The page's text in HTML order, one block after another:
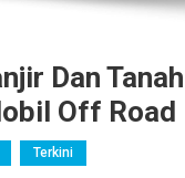
Dan
Off Road
Terkini